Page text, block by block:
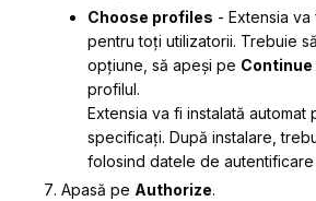
Choose profiles - Extensia va
pentru toți utilizatorii. Trebuie
opțiune, să apeși pe Continue
profilul.
Extensia va fi instalată automat
specificați. După instalare,
folosind datele de autentificare
Apasă pe Authorize.